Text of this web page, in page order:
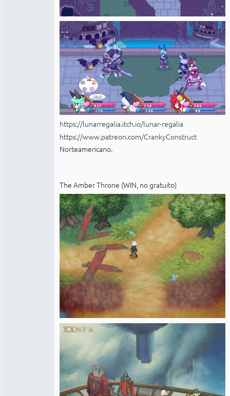
https://lunarregalia.itch.io/lunar-regalia
https://www.patreon.com/CrankyConstruct
Norteamericano.
The Amber Throne (WIN, no gratuito)